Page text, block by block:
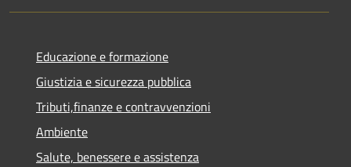
Educazione e formazione
Giustizia e sicurezza pubblica
Tributi,finanze e contravvenzioni
Ambiente
Salute, benessere e assistenza